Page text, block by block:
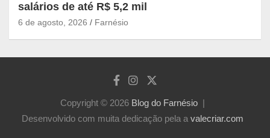
salários de até R$ 5,2 mil
6 de agosto, 2026 Farnésio
Copyright © 2026 Blog do Farnésio
Desenvolvido com muita dedicação pela a valecriar.com